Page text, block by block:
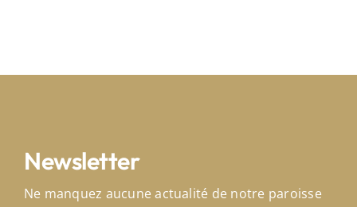
Newsletter
Ne manquez aucune actualité de notre paroisse